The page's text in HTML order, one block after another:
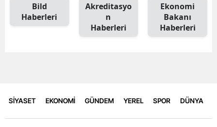
Bild
Haberleri
Akreditasyo
n
Haberleri
Ekonomi
Bakanı
Haberleri
SİYASET EKONOMİ GÜNDEM YEREL SPOR DÜNYA